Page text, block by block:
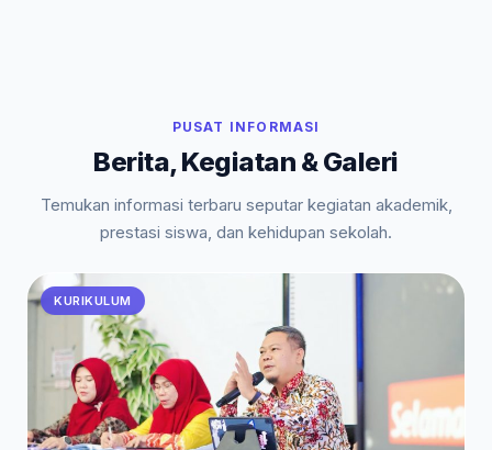
PUSAT INFORMASI
Berita, Kegiatan & Galeri
Temukan informasi terbaru seputar kegiatan akademik,
prestasi siswa, dan kehidupan sekolah.
KURIKULUM